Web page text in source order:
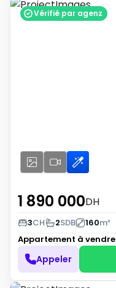
Vérifié par agenz
1 890 000DH
3CH 2SDB 160m²
Appartement à vendre
Appeler